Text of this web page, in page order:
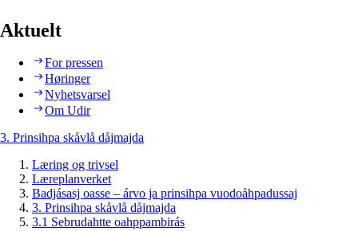
Aktuelt
For pressen
Høringer
Nyhetsvarsel
Om Udir
3. Prinsihpa skåvlå dåjmajda
Læring og trivsel
Læreplanverket
Badjásasj oasse – árvo ja prinsihpa vuodoåhpadussaj
3. Prinsihpa skåvlå dåjmajda
3.1 Sebrudahtte oahppambirás